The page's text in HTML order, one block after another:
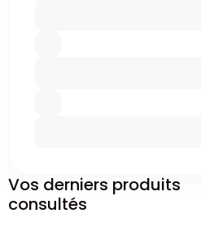
Vos derniers produits
consultés